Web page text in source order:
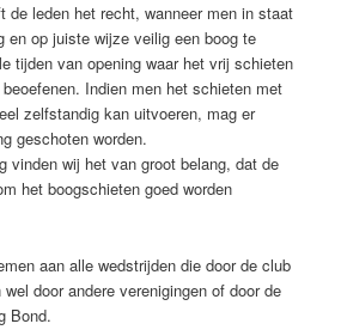
de leden het recht, wanneer men in staat
en op juiste wijze veilig een boog te
tijden van opening waar het vrij schieten
Indien men het schieten met
zelfstandig kan uitvoeren, mag er
geschoten worden.
vinden wij het van groot belang, dat de
het boogschieten goed worden
aan alle wedstrijden die door de club
door andere verenigingen of door de
Bond.